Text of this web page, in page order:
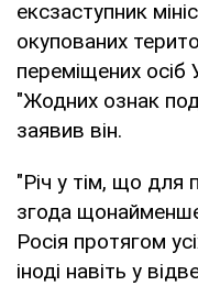
ексзаступник
окупованих
переміщених осіб
"Жодних ознак
заявив він.
"Річ у тім, що для
згода
Росія протягом
іноді навіть у